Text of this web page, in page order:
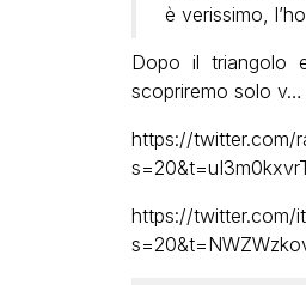
è verissimo,
Dopo il triangolo
scopriremo solo v…
https://twitter.com/
https://twitter.com/